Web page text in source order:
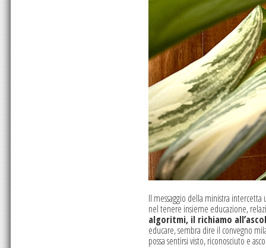
Il messaggio della ministra
nel tenere insieme educazione,
algoritmi, il richiamo
educare, sembra dire il convegno
possa sentirsi visto, riconosciuto e